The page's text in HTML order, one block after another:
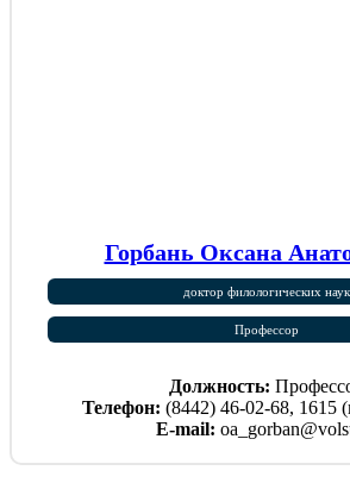
Горбань Оксана
доктор филологических наук
Профессор
Должность:
Телефон: (8442) 46-02-68, 1615
E-mail: